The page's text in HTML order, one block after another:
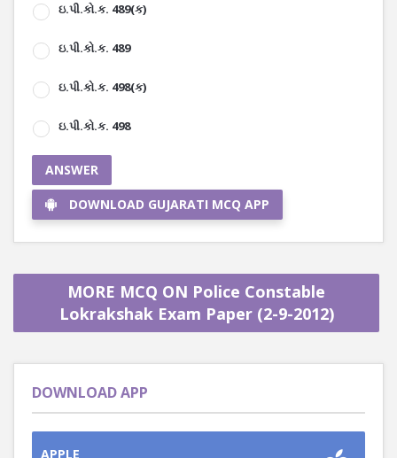
ઇ.પી.કો.ક. 489(ક)
ઇ.પી.કો.ક. 489
ઇ.પી.કો.ક. 498(ક)
ઇ.પી.કો.ક. 498
ANSWER
DOWNLOAD GUJARATI MCQ APP
MORE MCQ ON Police Constable
Lokrakshak Exam Paper (2-9-2012)
DOWNLOAD APP
APPLE